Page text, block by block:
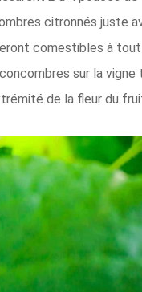
citronnés juste
comestibles à
sur la
de la fleur du